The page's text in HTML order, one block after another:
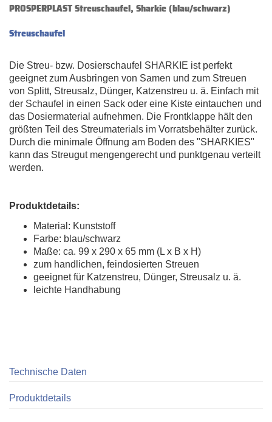
PROSPERPLAST Streuschaufel, Sharkie (blau/schwarz)
Streuschaufel
Die Streu- bzw. Dosierschaufel SHARKIE ist perfekt
geeignet zum Ausbringen von Samen und zum Streuen
von Splitt, Streusalz, Dünger, Katzenstreu u. ä. Einfach mit
der Schaufel in einen Sack oder eine Kiste eintauchen und
das Dosiermaterial aufnehmen. Die Frontklappe hält den
größten Teil des Streumaterials im Vorratsbehälter zurück.
Durch die minimale Öffnung am Boden des "SHARKIES"
kann das Streugut mengengerecht und punktgenau verteilt
werden.
Produktdetails:
Material: Kunststoff
Farbe: blau/schwarz
Maße: ca. 99 x 290 x 65 mm (L x B x H)
zum handlichen, feindosierten Streuen
geeignet für Katzenstreu, Dünger, Streusalz u. ä.
leichte Handhabung
Technische Daten
Produktdetails